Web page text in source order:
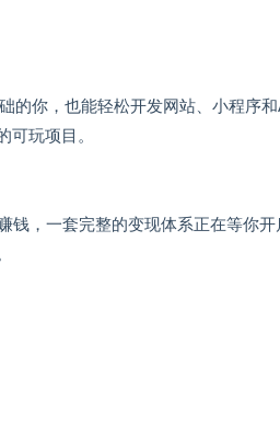
你，也能轻松开发网站、小程序和
可玩项目。
，一套完整的变现体系正在等你开